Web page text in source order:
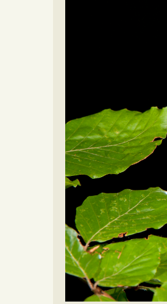
Home
Wachtwoord